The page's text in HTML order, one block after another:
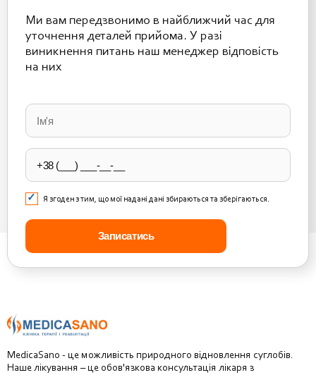
Ми вам передзвонимо в найближчий час для
уточнення деталей прийома. У разі
виникнення питань наш менеджер відповість
на них
leave
this
field
empty.
Я згоден з тим, що мої надані дані збираються та зберігаються.
MedicaSano - це можливість природного відновлення суглобів.
Наше лікування – це обов'язкова консультація лікаря з